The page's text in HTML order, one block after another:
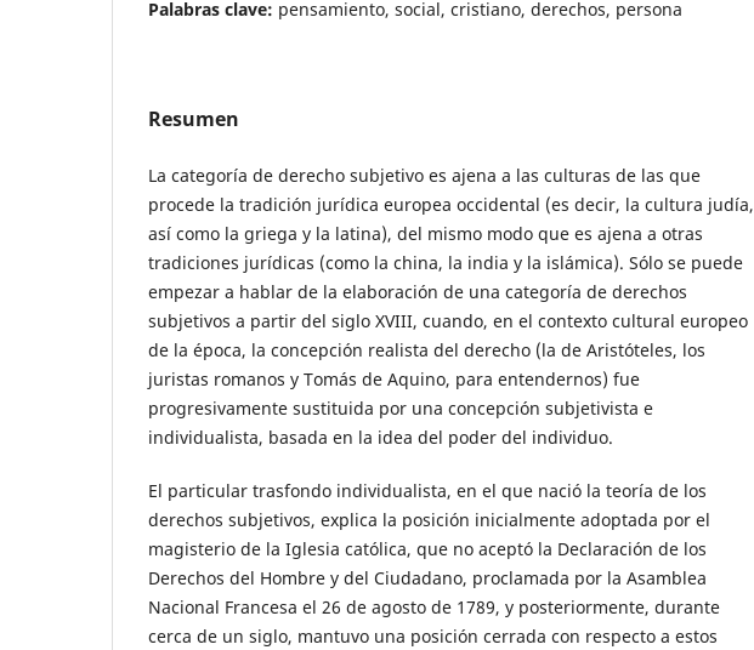
Palabras clave: pensamiento, social, cristiano, derechos, persona
Resumen
La categoría de derecho subjetivo es ajena a las culturas de las que
procede la tradición jurídica europea occidental (es decir, la cultura judía,
así como la griega y la latina), del mismo modo que es ajena a otras
tradiciones jurídicas (como la china, la india y la islámica). Sólo se puede
empezar a hablar de la elaboración de una categoría de derechos
subjetivos a partir del siglo XVIII, cuando, en el contexto cultural europeo
de la época, la concepción realista del derecho (la de Aristóteles, los
juristas romanos y Tomás de Aquino, para entendernos) fue
progresivamente sustituida por una concepción subjetivista e
individualista, basada en la idea del poder del individuo.
El particular trasfondo individualista, en el que nació la teoría de los
derechos subjetivos, explica la posición inicialmente adoptada por el
magisterio de la Iglesia católica, que no aceptó la Declaración de los
Derechos del Hombre y del Ciudadano, proclamada por la Asamblea
Nacional Francesa el 26 de agosto de 1789, y posteriormente, durante
cerca de un siglo, mantuvo una posición cerrada con respecto a estos